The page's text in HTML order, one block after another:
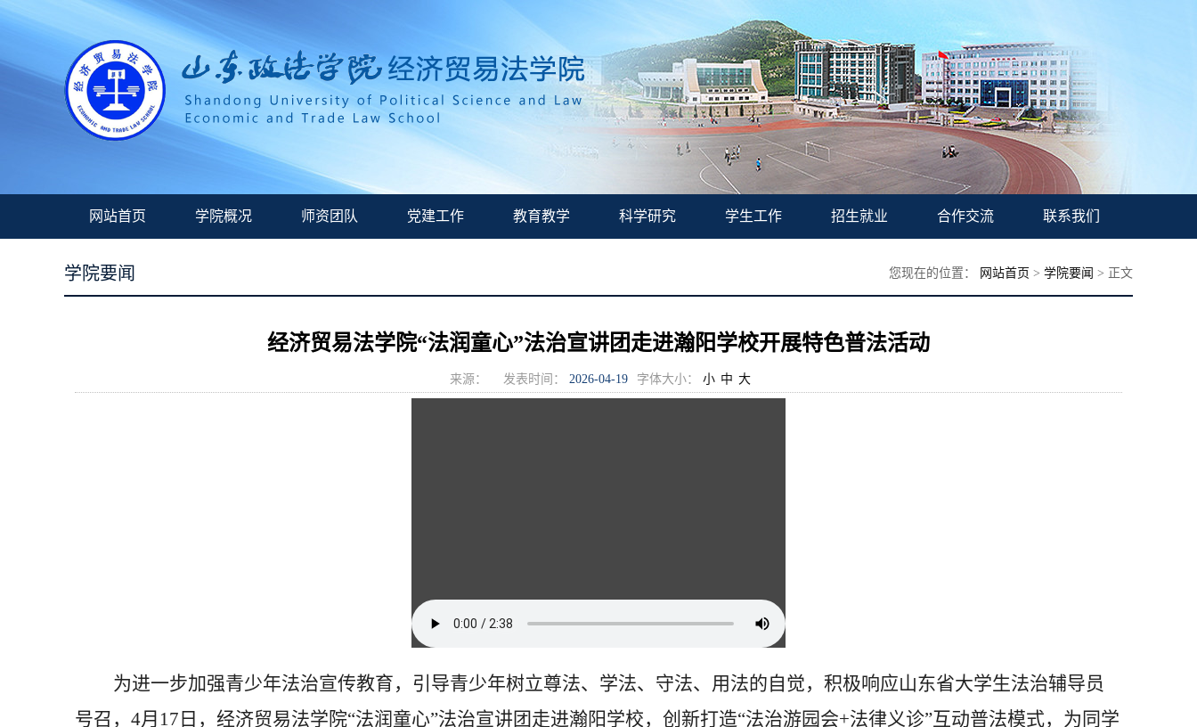
网站首页 学院概况 师资团队 党建工作 教育教学 科学研究 学生工作 招生就业 合作交流 联系我们
学院要闻 您现在的位置： 网站首页 > 学院要闻 > 正文
经济贸易法学院“法润童心”法治宣讲团走进瀚阳学校开展特色普法活动
来源： 发表时间： 2026-04-19 字体大小： 小 中 大
为进一步加强青少年法治宣传教育，引导青少年树立尊法、学法、守法、用法的自觉，积极响应山东省大学生法治辅导员
号召， 4月 17 日，经济贸易法学院“法润童心”法治宣讲团走进瀚阳学校，创新打造“法治游园会+法律义诊”互动普法模式，为同学